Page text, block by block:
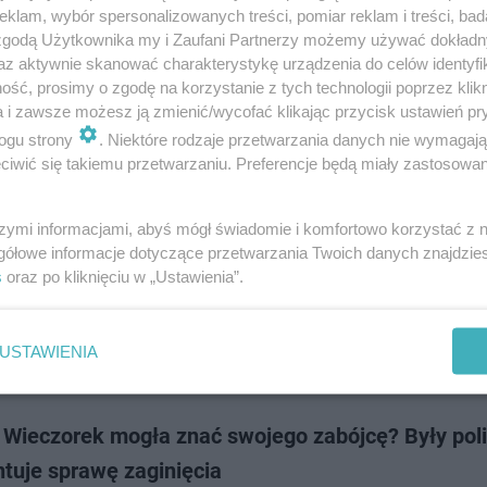
udaje się znaleźć sprawców. Ile ma to wspólnego z rzeczywistością
Iwony Wieczorek. Internetowi poszukiwacze
fascynuje. Dlaczego? Od lat naukowcy, dziennikarze i psycholodzy
Niezmiennie jednak historia ożywa, pojawiają się nowe
mogła znać swojego zabójcę? Były
sprawę zaginięcia
wybór spersonalizowanych treści, pomiar reklam i treści,
Użytkownika my i Zaufani Partnerzy możemy używać
aktywnie skanować charakterystykę urządzenia do celów
prosimy o zgodę na korzystanie z tych technologii poprzez
i zawsze możesz ją zmienić/wycofać klikając przycisk ustawień
strony
. Niektóre rodzaje przetwarzania danych nie
się takiemu przetwarzaniu. Preferencje będą miały
informacjami, abyś mógł świadomie i komfortowo korzystać z
informacje dotyczące przetwarzania Twoich danych
oraz po kliknięciu w „Ustawienia”.
USTAWIENIA